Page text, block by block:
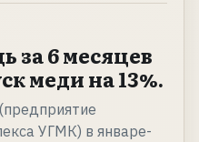
за 6 месяцев
меди на 13%.
УГМК) в январе-